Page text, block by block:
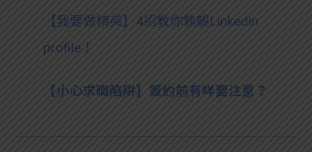
【我要做精英】4招教你執靚LinkedIn
profile！
【小心求職陷阱】簽約前有咩要注意？